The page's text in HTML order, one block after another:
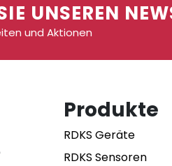
UNSEREN
und Aktionen
Produkte
RDKS Geräte
RDKS Sensoren